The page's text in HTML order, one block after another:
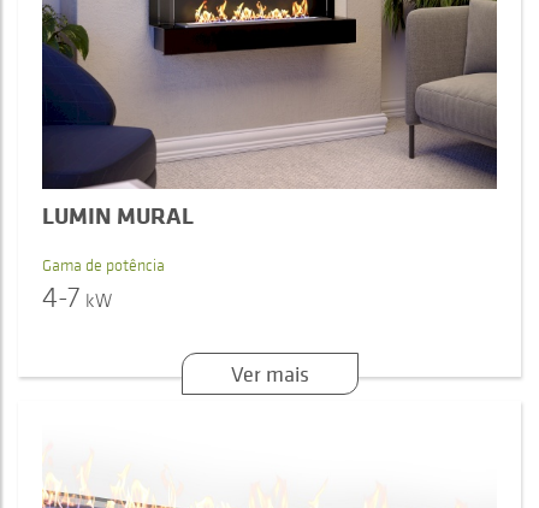
LUMIN MURAL
Gama de potência
4-7 kW
Ver mais